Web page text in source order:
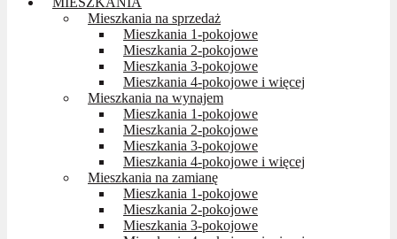
Mieszkania na sprzedaż
Mieszkania 1-pokojowe
Mieszkania 2-pokojowe
Mieszkania 3-pokojowe
Mieszkania 4-pokojowe i więcej
Mieszkania na wynajem
Mieszkania 1-pokojowe
Mieszkania 2-pokojowe
Mieszkania 3-pokojowe
Mieszkania 4-pokojowe i więcej
Mieszkania na zamianę
Mieszkania 1-pokojowe
Mieszkania 2-pokojowe
Mieszkania 3-pokojowe